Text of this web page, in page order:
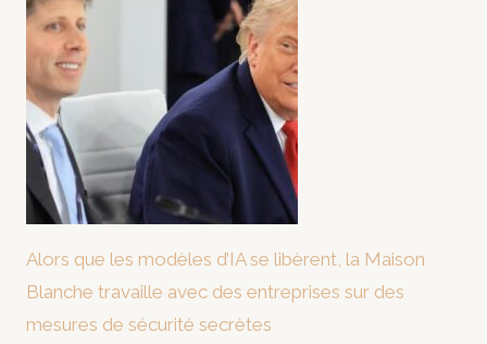
Alors que les modèles d’IA se libèrent, la Maison
Blanche travaille avec des entreprises sur des
mesures de sécurité secrètes